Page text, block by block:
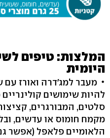
המלצות: טיפים
היומית
מעבר למג'דרה ואורז עם
להיות שימושים
סלטים, המבורגרים,
מקמח חומוס או עדשים,
הלאומיים פלאפל (אפשר